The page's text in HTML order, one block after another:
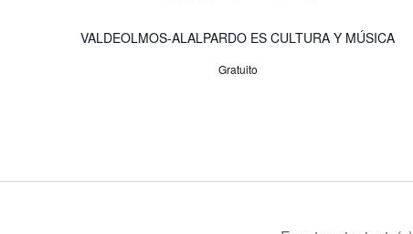
VALDEOLMOS-ALALPARDO ES CULTURA Y MÚSICA
Gratuito